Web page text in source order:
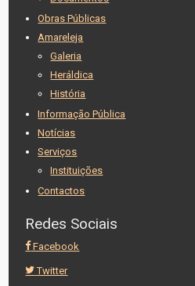
Obras Públicas
Amareleja
Galeria
Heráldica
História
Informação Pública
Notícias
Serviços
Instituições
Contactos
Redes Sociais
Facebook
Twitter